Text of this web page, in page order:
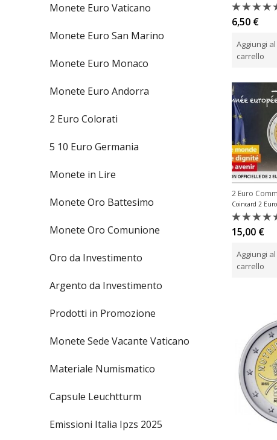
Valutato
0
5
6,50 €
Aggiungi al
carrello
2 Euro
Valutato
0
5
15,00 €
Aggiungi al
carrello
Monete Euro Vaticano
Monete Euro San Marino
Monete Euro Monaco
Monete Euro Andorra
2 Euro Colorati
5 10 Euro Germania
Monete in Lire
Monete Oro Battesimo
Monete Oro Comunione
Oro da Investimento
Argento da Investimento
Prodotti in Promozione
Monete Sede Vacante Vaticano
Materiale Numismatico
Capsule Leuchtturm
Emissioni Italia Ipzs 2025